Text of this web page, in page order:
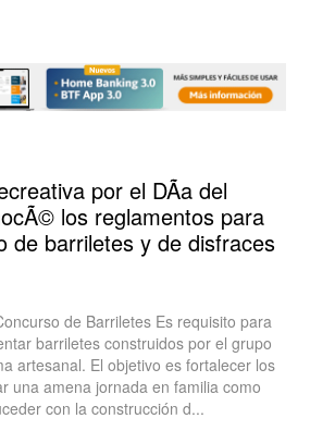
por el DÃ­a del
los reglamentos para
de barriletes y de disfraces
de Barriletes Es requisito para
barriletes construidos por el grupo
artesanal. El objetivo es fortalecer los
una amena jornada en familia como
con la construcción d...